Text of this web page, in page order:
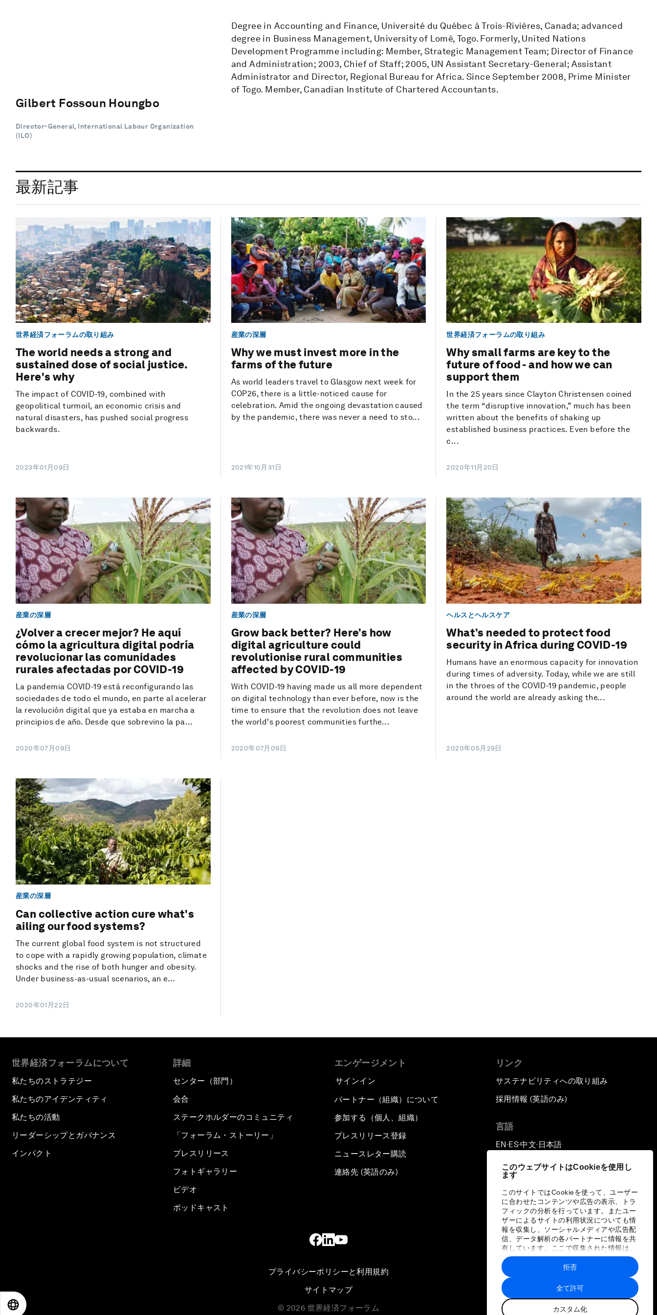
このウェブサイトはCookieを使用し
ます
このサイトではCookieを使って、ユーザー
に合わせたコンテンツや広告の表示、トラ
フィックの分析を行っています。またユー
ザーによるサイトの利用状況についても情
報を収集し、ソーシャルメディアや広告配
信、データ解析の各パートナーに情報を共
有しています。ここで収集された情報は、
ユーザーが各パートナーに提供した他の情
報や各パートナーのサービスを使用した際
に収集された情報と組み合わされ、各パー
トナーによって使用されることがありま
す。
全て許可
カスタム化
拒否
Gilbert Fossoun Houngbo
Director-General, International Labour Organization
(ILO)
Degree in Accounting and Finance, Université du Québec à Trois-Rivières, Canada; advanced
degree in Business Management, University of Lomé, Togo. Formerly, United Nations
Development Programme including: Member, Strategic Management Team; Director of Finance
and Administration; 2003, Chief of Staff; 2005, UN Assistant Secretary-General; Assistant
Administrator and Director, Regional Bureau for Africa. Since September 2008, Prime Minister
of Togo. Member, Canadian Institute of Chartered Accountants.
最新記事
世界経済フォーラムの取り組み
The world needs a strong and
sustained dose of social justice.
Here's why
The impact of COVID-19, combined with
geopolitical turmoil, an economic crisis and
natural disasters, has pushed social progress
backwards.
2023年01月09日
産業の深層
Why we must invest more in the
farms of the future
As world leaders travel to Glasgow next week for
COP26, there is a little-noticed cause for
celebration. Amid the ongoing devastation caused
by the pandemic, there was never a need to sto...
2021年10月31日
世界経済フォーラムの取り組み
Why small farms are key to the
future of food - and how we can
support them
In the 25 years since Clayton Christensen coined
the term “disruptive innovation,” much has been
written about the benefits of shaking up
established business practices. Even before the
c...
2020年11月20日
産業の深層
¿Volver a crecer mejor? He aquí
cómo la agricultura digital podría
revolucionar las comunidades
rurales afectadas por COVID-19
La pandemia COVID-19 está reconfigurando las
sociedades de todo el mundo, en parte al acelerar
la revolución digital que ya estaba en marcha a
principios de año. Desde que sobrevino la pa...
2020年07月09日
産業の深層
Grow back better? Here’s how
digital agriculture could
revolutionise rural communities
affected by COVID-19
With COVID-19 having made us all more dependent
on digital technology than ever before, now is the
time to ensure that the revolution does not leave
the world's poorest communities furthe...
2020年07月09日
ヘルスとヘルスケア
What’s needed to protect food
security in Africa during COVID-19
Humans have an enormous capacity for innovation
during times of adversity. Today, while we are still
in the throes of the COVID-19 pandemic, people
around the world are already asking the...
2020年05月29日
産業の深層
Can collective action cure what's
ailing our food systems?
The current global food system is not structured
to cope with a rapidly growing population, climate
shocks and the rise of both hunger and obesity.
Under business-as-usual scenarios, an e...
2020年01月22日
世界経済フォーラムについて
私たちのストラテジー
私たちのアイデンティティ
私たちの活動
リーダーシップとガバナンス
インパクト
詳細
センター（部門）
会合
ステークホルダーのコミュニティ
「フォーラム・ストーリー」
プレスリリース
フォトギャラリー
ビデオ
ポッドキャスト
エンゲージメント
サインイン
パートナー（組織）について
参加する（個人、組織）
プレスリリース登録
ニュースレター購読
連絡先 (英語のみ)
リンク
サステナビリティへの取り組み
採用情報 (英語のみ)
言語
EN ▪ES▪中文▪ 日本語
プライバシーポリシーと利用規約
サイトマップ
© 2026 世界経済フォーラム